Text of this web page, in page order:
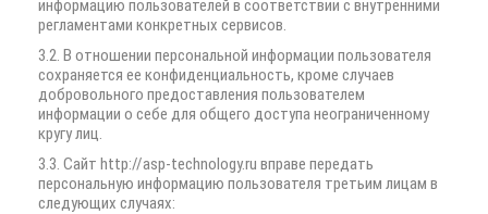
информацию пользователей в соответствии с внутренними
регламентами конкретных сервисов.
3.2. В отношении персональной информации пользователя
сохраняется ее конфиденциальность, кроме случаев
добровольного предоставления пользователем
информации о себе для общего доступа неограниченному
кругу лиц.
3.3. Сайт http://asp-technology.ru вправе передать
персональную информацию пользователя третьим лицам в
следующих случаях: